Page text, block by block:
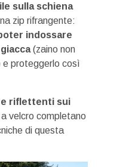
sulla schiena
zip rifrangente:
indossare
(zaino non
e proteggerlo così
riflettenti sui
velcro completano
di questa